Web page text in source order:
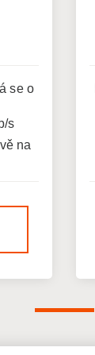
se o
s
na